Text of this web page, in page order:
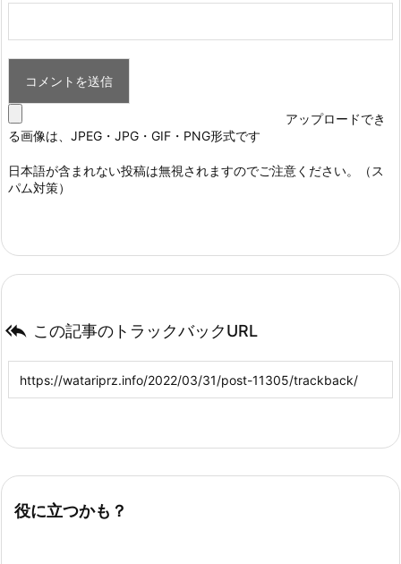
アップロードでき
る画像は、JPEG・JPG・GIF・PNG形式です
日本語が含まれない投稿は無視されますのでご注意ください。（ス
パム対策）
 この記事のトラックバックURL
役に立つかも？